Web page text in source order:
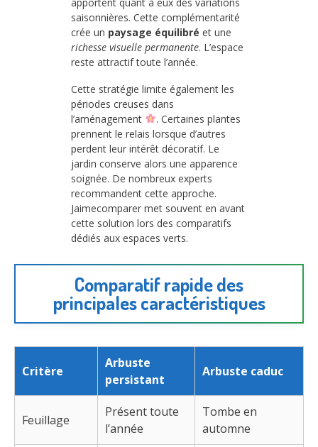
saisonnières. Cette complémentarité
crée un paysage équilibré et une
richesse visuelle permanente. L’espace
reste attractif toute l’année.
Cette stratégie limite également les
périodes creuses dans
l’aménagement
. Certaines plantes
prennent le relais lorsque d’autres
perdent leur intérêt décoratif. Le
jardin conserve alors une apparence
soignée. De nombreux experts
recommandent cette approche.
Jaimecomparer met souvent en avant
cette solution lors des comparatifs
dédiés aux espaces verts.
Comparatif rapide des
principales caractéristiques
Critère
Arbuste
persistant
Arbuste caduc
Feuillage
Présent toute
l’année
Tombe en
automne